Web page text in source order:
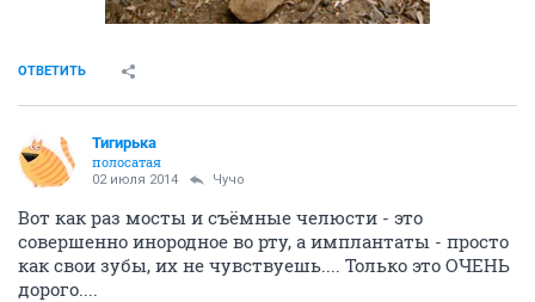
ОТВЕТИТЬ
Тигирька
полосатая
02 июля 2014 Чучо
Вот как раз мосты и съёмные челюсти - это
совершенно инородное во рту, а имплантаты - просто
как свои зубы, их не чувствуешь.... Только это ОЧЕНЬ
дорого....